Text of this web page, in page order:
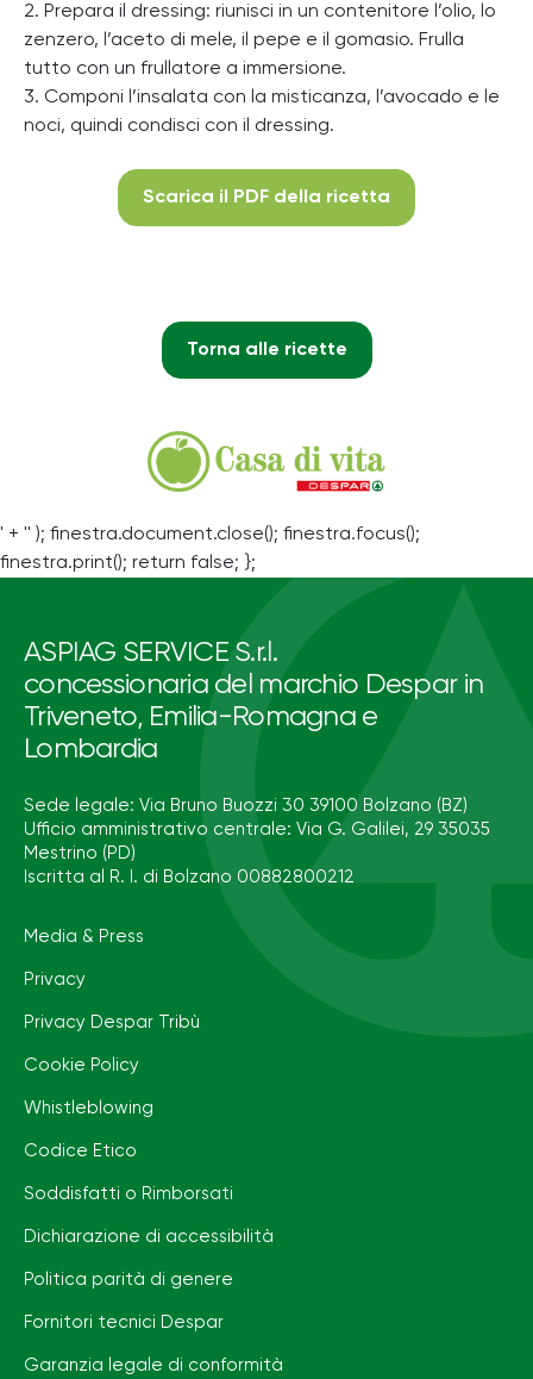
2. Prepara il dressing: riunisci in un contenitore l’olio, lo
zenzero, l’aceto di mele, il pepe e il gomasio. Frulla
tutto con un frullatore a immersione.
3. Componi l’insalata con la misticanza, l’avocado e le
noci, quindi condisci con il dressing.
Scarica il PDF della ricetta
Torna alle ricette
' + '' ); finestra.document.close(); finestra.focus();
finestra.print(); return false; };
ASPIAG SERVICE S.r.l.
concessionaria del marchio Despar in
Triveneto, Emilia-Romagna e
Lombardia
Sede legale: Via Bruno Buozzi 30 39100 Bolzano (BZ)
Ufficio amministrativo centrale: Via G. Galilei, 29 35035
Mestrino (PD)
Iscritta al R. I. di Bolzano 00882800212
Media & Press
Privacy
Privacy Despar Tribù
Cookie Policy
Whistleblowing
Codice Etico
Soddisfatti o Rimborsati
Dichiarazione di accessibilità
Politica parità di genere
Fornitori tecnici Despar
Garanzia legale di conformità